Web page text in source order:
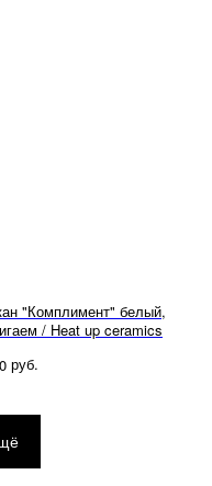
"Комплимент" белый,
/ Heat up ceramics
руб.